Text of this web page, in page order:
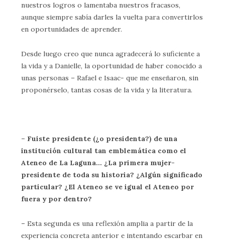
nuestros logros o lamentaba nuestros fracasos,
aunque siempre sabía darles la vuelta para convertirlos
en oportunidades de aprender.
Desde luego creo que nunca agradecerá lo suficiente a
la vida y a Danielle, la oportunidad de haber conocido a
unas personas – Rafael e Isaac- que me enseñaron, sin
proponérselo, tantas cosas de la vida y la literatura.
– Fuiste presidente (¿o presidenta?) de una
institución cultural tan emblemática como el
Ateneo de La Laguna… ¿La primera mujer-
presidente de toda su historia? ¿Algún significado
particular? ¿El Ateneo se ve igual el Ateneo por
fuera y por dentro?
– Esta segunda es una reflexión amplia a partir de la
experiencia concreta anterior e intentando escarbar en